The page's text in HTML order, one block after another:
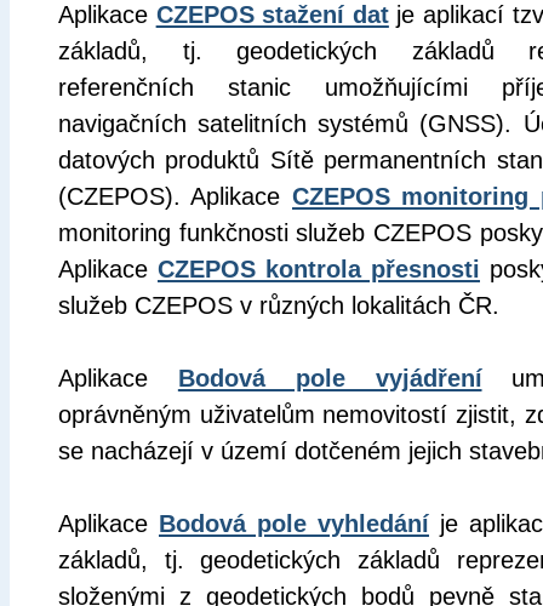
Aplikace CZEPOS stažení datje aplikací
základů, tj. geodetických základů
referenčních stanic umožňujícími
navigačních satelitních systémů (GNSS).
datových produktů Sítě permanentních
(CZEPOS). Aplikace CZEPOS monitoring
monitoring funkčnosti služeb CZEPOS
Aplikace CZEPOS kontrola přesnosti
služeb CZEPOS v různých lokalitách ČR.
Aplikace Bodová pole vyjádření
oprávněným uživatelům nemovitostí zjistit,
se nacházejí v území dotčeném jejich
Aplikace Bodová pole vyhledání je
základů, tj. geodetických základů
složenými z geodetických bodů pevně